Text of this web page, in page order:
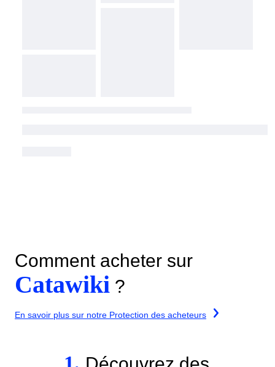
Comment acheter sur
Catawiki ?
En savoir plus sur notre Protection des acheteurs